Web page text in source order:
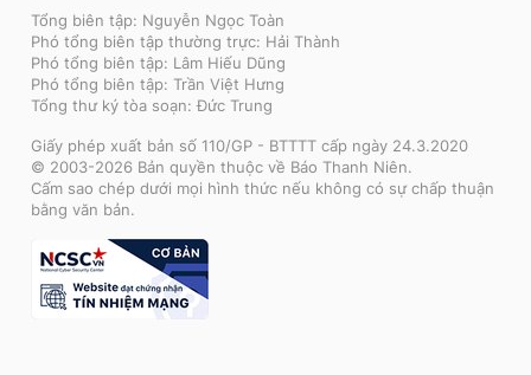
Tổng biên tập: Nguyễn Ngọc Toàn
Phó tổng biên tập thường trực: Hải Thành
Phó tổng biên tập: Lâm Hiếu Dũng
Phó tổng biên tập: Trần Việt Hưng
Tổng thư ký tòa soạn: Đức Trung
Giấy phép xuất bản số 110/GP - BTTTT cấp ngày 24.3.2020
© 2003-2026 Bản quyền thuộc về Báo Thanh Niên.
Cấm sao chép dưới mọi hình thức nếu không có sự chấp thuận
bằng văn bản.